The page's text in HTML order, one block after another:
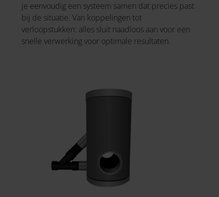
je eenvoudig een systeem samen dat precies past
bij de situatie. Van koppelingen tot
verloopstukken: alles sluit naadloos aan voor een
snelle verwerking voor optimale resultaten.